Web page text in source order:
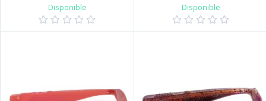
Disponible Disponible